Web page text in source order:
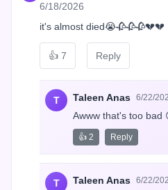
6/18/2026
it's almost died😭🥀🥀🥀💔💔
👍 7 Reply
T Taleen Anas 6/22/
Awww that's too bad
👍 2 Reply
T Taleen Anas 6/22/